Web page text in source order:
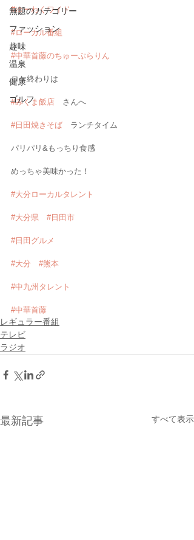
無題のカテゴリー
ファッション
趣味
温泉
健康
ゴルフ
#ゆーわくワイド
#ローカル番組
#中華首藤のちゅーぶらりん
ロケ終わりは
#みくま飯店 さんへ
#日田焼きそば ランチタイム
パリパリ&もっちり食感
めっちゃ美味かった！
#大分ローカルタレント
#大分県 #日田市
#日田グルメ
#大分 #熊本
#中九州タレント
#中華首藤
レギュラー番組
テレビ
ラジオ
最新記事 すべて表示